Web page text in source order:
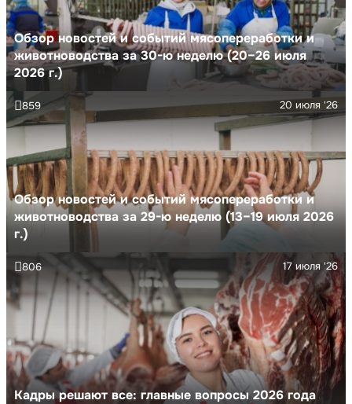
Обзор новостей и событий мясопереработки и
животноводства за 30-ю неделю (20–26 июля
2026 г.)
Обзор новостей и событий мясопереработки и
животноводства за 29-ю неделю (13–19 июля 2026
г.)
20 июля '26
859
Кадры решают все: главные вопросы 2026 года
17 июля '26
806